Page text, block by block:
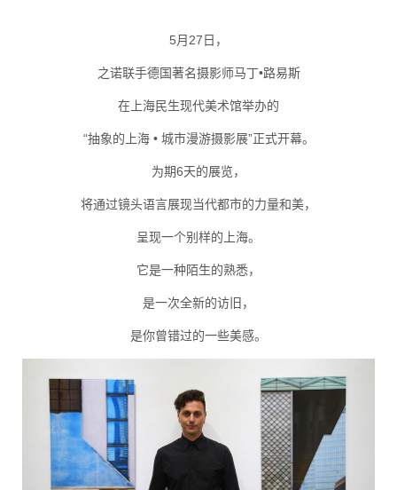
5月27日，
之诺联手德国著名摄影师马丁•路易斯
在上海民生现代美术馆举办的
“抽象的上海 • 城市漫游摄影展”正式开幕。
为期6天的展览，
将通过镜头语言展现当代都市的力量和美，
呈现一个别样的上海。
它是一种陌生的熟悉，
是一次全新的访旧，
是你曾错过的一些美感。